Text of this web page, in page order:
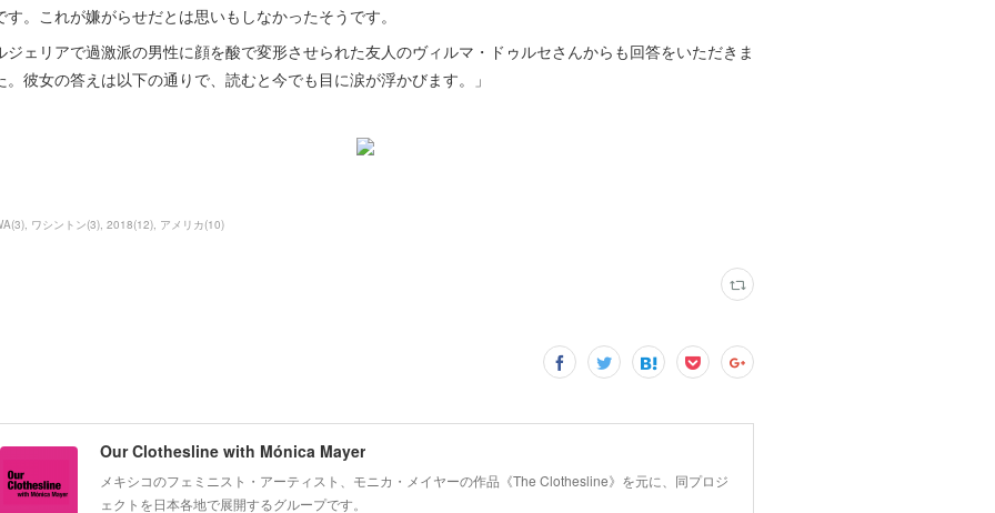
す。これが嫌がらせだとは思いもしなかったそうです。
ジェリアで過激派の男性に顔を酸で変形させられた友人のヴィルマ・ドゥルセさんからも回答をいただきま
。彼女の答えは以下の通りで、読むと今でも目に涙が浮かびます。」
(3) ワシントン(3) 2018(12) アメリカ(10)
Our Clothesline with Mónica Mayer
メキシコのフェミニスト・アーティスト、モニカ・メイヤーの作品《The Clothesline》を元に、同プロジ
ェクトを日本各地で展開するグループです。